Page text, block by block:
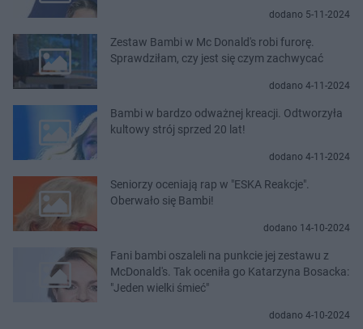
dodano 5-11-2024
Zestaw Bambi w Mc Donald's robi furorę.
Sprawdziłam, czy jest się czym zachwycać
dodano 4-11-2024
Bambi w bardzo odważnej kreacji. Odtworzyła
kultowy strój sprzed 20 lat!
dodano 4-11-2024
Seniorzy oceniają rap w "ESKA Reakcje".
Oberwało się Bambi!
dodano 14-10-2024
Fani bambi oszaleli na punkcie jej zestawu z
McDonald's. Tak oceniła go Katarzyna Bosacka:
"Jeden wielki śmieć"
dodano 4-10-2024